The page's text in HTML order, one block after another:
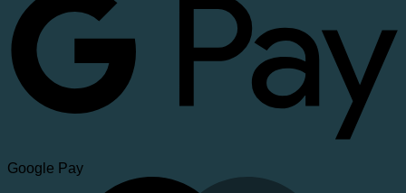
Google Pay